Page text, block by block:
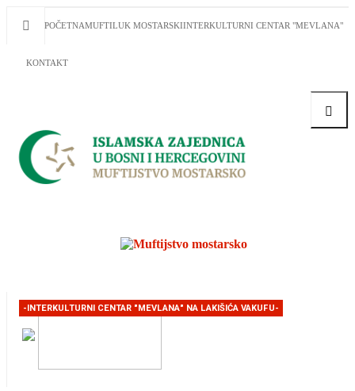
POČETNAMUFTILUK MOSTARSKIINTERKULTURNI CENTAR "MEVLANA"
KONTAKT
Traži
-INTERKULTURNI CENTAR "MEVLANA" NA LAKIŠIĆA VAKUFU-